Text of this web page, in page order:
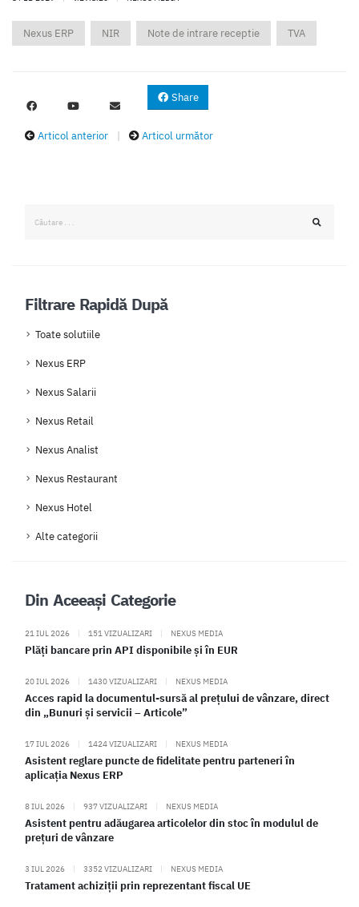
Nexus ERP NIR Note de intrare receptie TVA
Share
Articol anterior Articol următor
Filtrare Rapidă După
Toate solutiile
Nexus ERP
Nexus Salarii
Nexus Retail
Nexus Analist
Nexus Restaurant
Nexus Hotel
Alte categorii
Din Aceeași Categorie
21 IUL 2026 | 151 VIZUALIZARI | NEXUS MEDIA
Plăți bancare prin API disponibile și în EUR
20 IUL 2026 | 1430 VIZUALIZARI | NEXUS MEDIA
Acces rapid la documentul-sursă al prețului de vânzare, direct
din „Bunuri și servicii – Articole”
17 IUL 2026 | 1424 VIZUALIZARI | NEXUS MEDIA
Asistent reglare puncte de fidelitate pentru parteneri în
aplicația Nexus ERP
8 IUL 2026 | 937 VIZUALIZARI | NEXUS MEDIA
Asistent pentru adăugarea articolelor din stoc în modulul de
prețuri de vânzare
3 IUL 2026 | 3352 VIZUALIZARI | NEXUS MEDIA
Tratament achiziții prin reprezentant fiscal UE